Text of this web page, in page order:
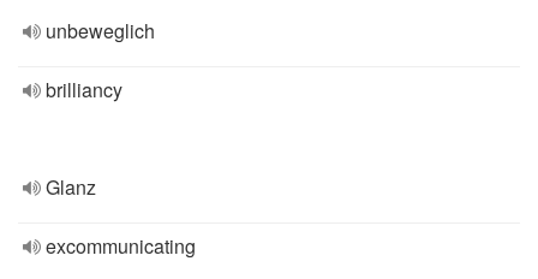
unbeweglich
brilliancy
Glanz
excommunicating